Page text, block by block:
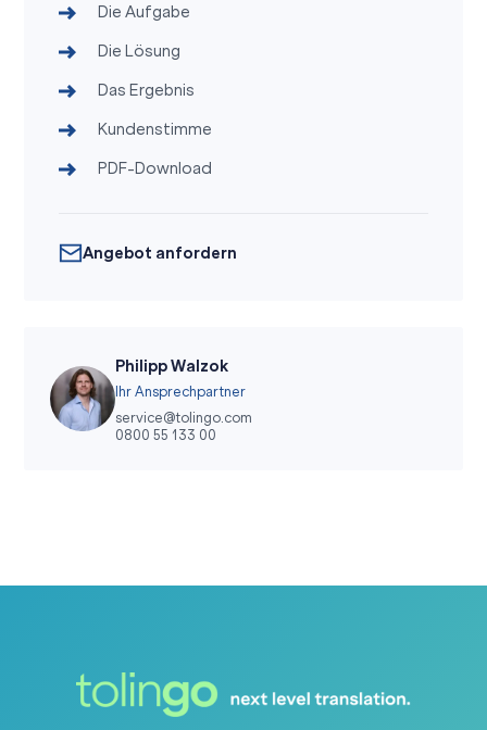
Die Aufgabe
Die Lösung
Das Ergebnis
Kundenstimme
PDF-Download
Angebot anfordern
Philipp Walzok
Ihr Ansprechpartner
service@tolingo.com
0800 55 133 00